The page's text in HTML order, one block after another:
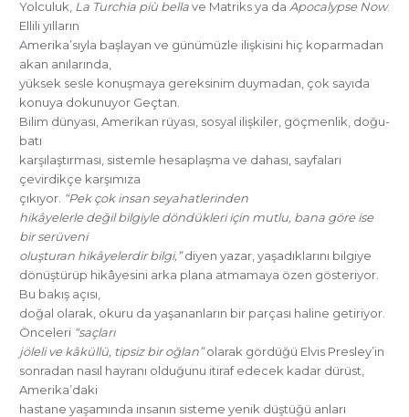
Yolculuk, La Turchia più bellave Matriks ya da Apocalypse Now.
Ellili yılların
Amerika’sıyla başlayan ve günümüzle ilişkisini hiç koparmadan
akan anılarında,
yüksek sesle konuşmaya gereksinim duymadan, çok sayıda
konuya dokunuyor Geçtan.
Bilim dünyası, Amerikan rüyası, sosyal ilişkiler, göçmenlik, doğu-
batı
karşılaştırması, sistemle hesaplaşma ve dahası, sayfaları
çevirdikçe karşımıza
çıkıyor. “Pek çok insan seyahatlerinden
hikâyelerle değil bilgiyle döndükleri için mutlu, bana göre ise
bir serüveni
oluşturan hikâyelerdir bilgi,”diyen yazar, yaşadıklarını bilgiye
dönüştürüp hikâyesini arka plana atmamaya özen gösteriyor.
Bu bakış açısı,
doğal olarak, okuru da yaşananların bir parçası haline getiriyor.
Önceleri “saçları
jöleli ve kâküllü, tipsiz bir oğlan”olarak gördüğü Elvis Presley’in
sonradan nasıl hayranı olduğunu itiraf edecek kadar dürüst,
Amerika’daki
hastane yaşamında insanın sisteme yenik düştüğü anları